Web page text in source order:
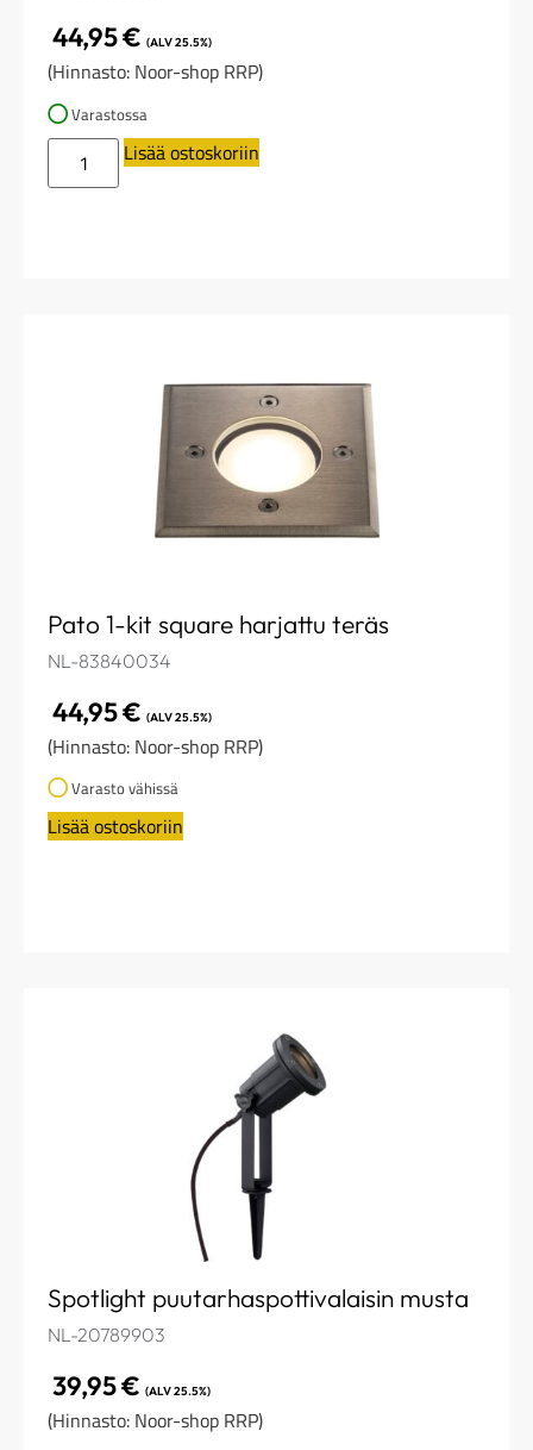
44,95€ (ALV 25.5%)
(Hinnasto: Noor-shop RRP)
Varastossa
Lisää ostoskoriin
Pato 1-kit square harjattu teräs
NL-83840034
44,95€ (ALV 25.5%)
(Hinnasto: Noor-shop RRP)
Varasto vähissä
Lisää ostoskoriin
Spotlight puutarhaspottivalaisin musta
NL-20789903
39,95€ (ALV 25.5%)
(Hinnasto: Noor-shop RRP)